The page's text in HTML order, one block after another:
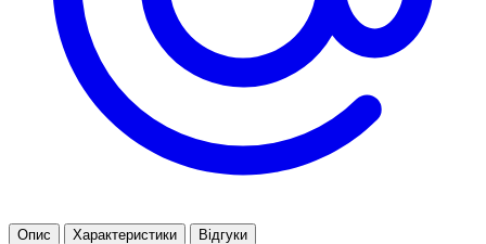
Опис Характеристики Відгуки